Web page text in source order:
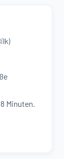
)
Minuten.